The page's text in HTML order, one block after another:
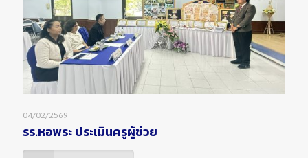
04/02/2569
รร.หอพระ ประเมินครูผู้ช่วย